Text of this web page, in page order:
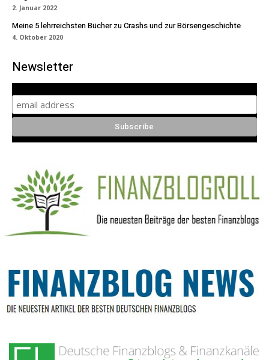
2. Januar 2022
Meine 5 lehrreichsten Bücher zu Crashs und zur Börsengeschichte
4. Oktober 2020
Newsletter